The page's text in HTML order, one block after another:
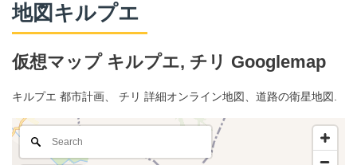
地図キルプエ
仮想マップ キルプエ, チリ Googlemap
キルプエ 都市計画、 チリ 詳細オンライン地図、道路の衛星地図.